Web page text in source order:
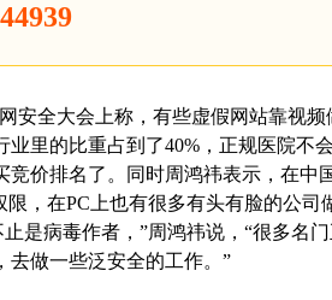
安全大会上称，有些虚假网站靠视
里的比重占到了40%，正规医院不
价排名了。同时周鸿祎表示，在中
，在PC上也有很多有头有脸的公
是病毒作者，”周鸿祎说，“很多名
，去做一些泛安全的工作。”